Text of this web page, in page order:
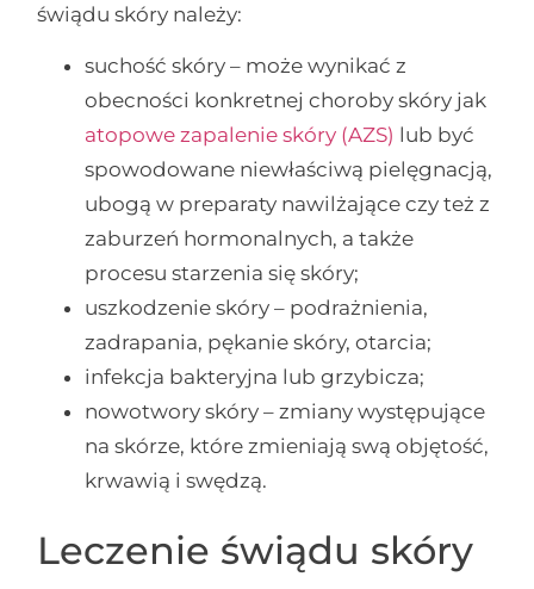
świądu skóry należy:
suchość skóry – może wynikać z
obecności konkretnej choroby skóry jak
atopowe zapalenie skóry (AZS) lub być
spowodowane niewłaściwą pielęgnacją,
ubogą w preparaty nawilżające czy też z
zaburzeń hormonalnych, a także
procesu starzenia się skóry;
uszkodzenie skóry – podrażnienia,
zadrapania, pękanie skóry, otarcia;
infekcja bakteryjna lub grzybicza;
nowotwory skóry – zmiany występujące
na skórze, które zmieniają swą objętość,
krwawią i swędzą.
Leczenie świądu skóry